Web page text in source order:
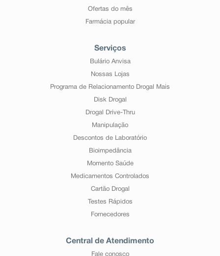
Ofertas do mês
Farmácia popular
Serviços
Bulário Anvisa
Nossas Lojas
Programa de Relacionamento Drogal Mais
Disk Drogal
Drogal Drive-Thru
Manipulação
Descontos de Laboratório
Bioimpedância
Momento Saúde
Medicamentos Controlados
Cartão Drogal
Testes Rápidos
Fornecedores
Central de Atendimento
Fale conosco